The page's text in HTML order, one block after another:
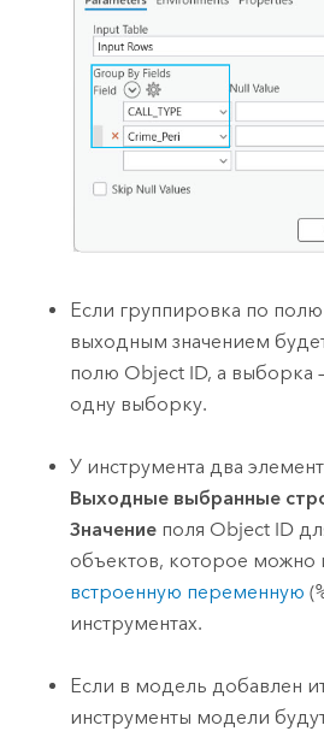
Если группировка по полю
выходным значением
полю Object ID, а выборка
одну выборку.
У инструмента два
Выходные выбранные
Значение поля Object ID
объектов, которое можно
встроенную переменную (
инструментах.
Если в модель добавлен
инструменты модели